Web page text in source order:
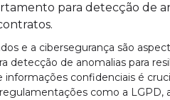
para detecção de
e a cibersegurança são
detecção de anomalias para
informações confidenciais é
como a LGPD,